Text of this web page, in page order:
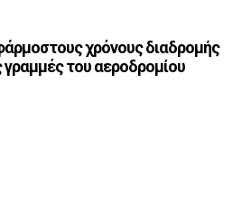
χρόνους διαδρομής
του αεροδρομίου